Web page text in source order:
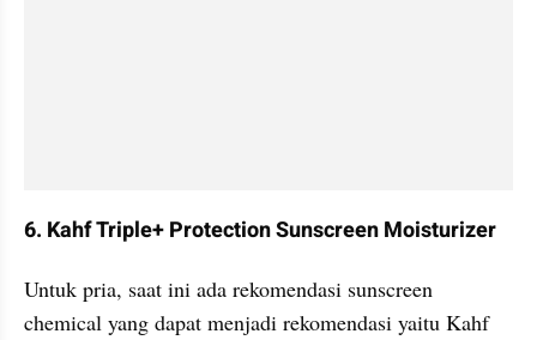
6. Kahf Triple+ Protection Sunscreen Moisturizer
Untuk pria, saat ini ada rekomendasi sunscreen
chemical yang dapat menjadi rekomendasi yaitu Kahf